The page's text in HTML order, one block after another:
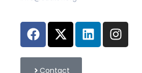
Contact